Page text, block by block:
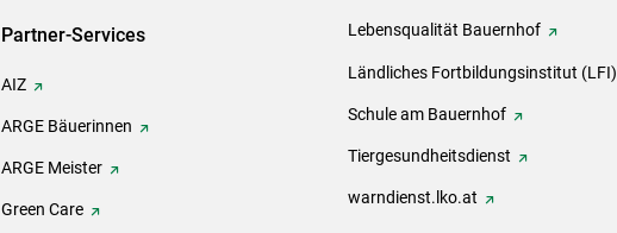
Partner-Services
AIZ
ARGE Bäuerinnen
ARGE Meister
Green Care
Lebensqualität Bauernhof
Ländliches Fortbildungsinstitut (LFI)
Schule am Bauernhof
Tiergesundheitsdienst
warndienst.lko.at